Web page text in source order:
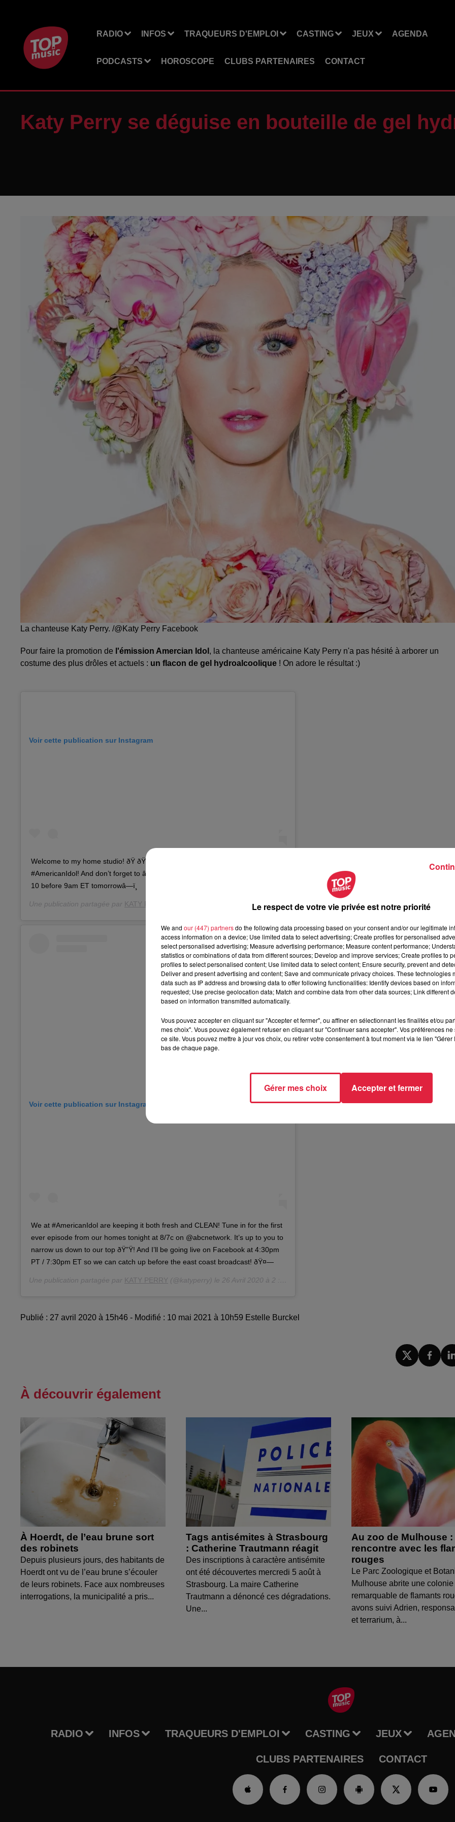
RADIO INFOS TRAQUEURS D'EMPLOI CASTING JEUX AGENDA
PODCASTS HOROSCOPE CLUBS PARTENAIRES CONTACT
Katy Perry se déguise en bouteille de gel
La chanteuse Katy Perry. /@Katy Perry Facebook
Pour faire la promotion de l'émission Amercian Idol , la chanteuse américaine Katy Perry n'a pas hésité à arborer un
costume des plus drôles et actuels : un flacon de gel hydroalcoolique ! On adore le résultat :)
Voir cette publication sur Instagram
Welcome to my home studio! ðŸ ðŸ“¹ ðŸ™ƒ WESTCOAST! It’s your turn for
#AmericanIdol! And don’t forget to âž¡ï¸ VOTE for who you want in your TOP
10 before 9am ET tomorrowâ—ï¸
Une publication partagée par KATY PERRY 26 Avril 2020 à 7 :57 PDT
Voir cette publication sur Instagram
We at #AmericanIdol are keeping it both fresh and CLEAN! Tune in for the first
ever episode from our homes tonight at 8/7c on @abcnetwork. It’s up to you to
narrow us down to our top ðŸ”Ÿ! And I’ll be going live on Facebook at 4:30pm
PT / 7:30pm ET so we can catch up before the east coast broadcast! ðŸ¤—
Une publication partagée par KATY PERRY (@katyperry) le 26 Avril 2020 à 2 :13 PDT
Publié : 27 avril 2020 à 15h46 - Modifié : 10 mai 2021 à 10h59 Estelle Burckel
À découvrir également
À Hoerdt, de l’eau brune sort
des robinets
Depuis plusieurs jours, des habitants de
Hoerdt ont vu de l’eau brune s’écouler
de leurs robinets. Face aux nombreuses
interrogations, la municipalité a pris...
Tags antisémites à Strasbourg
: Catherine Trautmann réagit
Des inscriptions à caractère antisémite
ont été découvertes mercredi 5 août à
Strasbourg. La maire Catherine
Trautmann a dénoncé ces dégradations.
Une...
Au zoo de Mulhouse :
rencontre avec les
rouges
Le Parc Zoologique et
Mulhouse abrite une colonie
remarquable de flamants
avons suivi Adrien,
et terrarium, à...
RADIO INFOS TRAQUEURS D'EMPLOI CASTING JEUX
CLUBS PARTENAIRES CONTACT
Le respect de votre vie privée est notre priorité
We and our (447) partnersdo the following data processing based on your consent and/or our legitimate
access information on a device; Use limited data to select advertising; Create profiles for personalised
select personalised advertising; Measure advertising performance; Measure content performance;
statistics or combinations of data from different sources; Develop and improve services; Create profiles to
profiles to select personalised content; Use limited data to select content; Ensure security, prevent and
Deliver and present advertising and content; Save and communicate privacy choices. These technologies
data such as IP address and browsing data to offer following functionalities: Identify devices based on
requested; Use precise geolocation data; Match and combine data from other data sources; Link different
based on information transmitted automatically.
Vous pouvez accepter en cliquant sur "Accepter et fermer", ou affiner en sélectionnant les finalités et/ou
mes choix". Vous pouvez également refuser en cliquant sur "Continuer sans accepter". Vos préférences
ce site. Vous pouvez mettre à jour vos choix, ou retirer votre consentement à tout moment via le lien
bas de chaque page.
Gérer mes choix Accepter et fermer